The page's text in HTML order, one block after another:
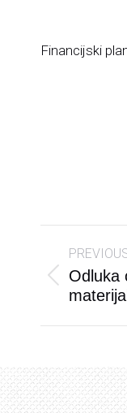
Financijski
Post
Previous
post:
Odluka